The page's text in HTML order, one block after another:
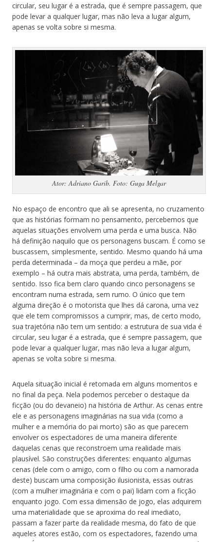
circular, seu lugar é a estrada, que é sempre passagem, que
pode levar a qualquer lugar, mas não leva a lugar algum,
apenas se volta sobre si mesma.
Ator: Adriano Garib. Foto: Guga Melgar
No espaço de encontro que ali se apresenta, no cruzamento
que as histórias formam no pensamento, percebemos que
aquelas situações envolvem uma perda e uma busca. Não
há definição naquilo que os personagens buscam. É como se
buscassem, simplesmente, sentido. Mesmo quando há uma
perda determinada – da moça que perdeu a mãe, por
exemplo – há outra mais abstrata, uma perda, também, de
sentido. Isso fica bem claro quando cinco personagens se
encontram numa estrada, sem rumo. O único que tem
alguma direção é o motorista que lhes dá carona, uma vez
que ele tem compromissos a cumprir, mas, de certo modo,
sua trajetória não tem um sentido: a estrutura de sua vida é
circular, seu lugar é a estrada, que é sempre passagem, que
pode levar a qualquer lugar, mas não leva a lugar algum,
apenas se volta sobre si mesma.
Aquela situação inicial é retomada em alguns momentos e
no final da peça. Nela podemos perceber o destaque da
ficção (ou do devaneio) na história de Arthur. As cenas entre
ele e as personagens imaginárias na sua vida (como a
mulher e a memória do pai morto) são as que parecem
envolver os espectadores de uma maneira diferente
daquelas cenas que reconstroem uma realidade mais
plausível. São construções diferentes: enquanto algumas
cenas (dele com o amigo, com o filho ou com a namorada
deste) buscam uma composição ilusionista, essas outras
(com a mulher imaginária e com o pai) lidam com a ficção
enquanto jogo. Com essa dimensão de jogo, elas adquirem
uma materialidade que se aproxima do real imediato,
passam a fazer parte da realidade mesma, do fato de que
aqueles atores estão, com os espectadores, fazendo uma